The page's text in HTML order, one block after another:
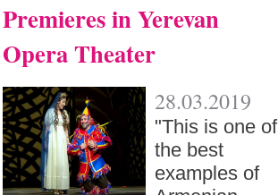
Premieres in Yerevan
Opera Theater
28.03.2019
"This is one of
the best
examples of